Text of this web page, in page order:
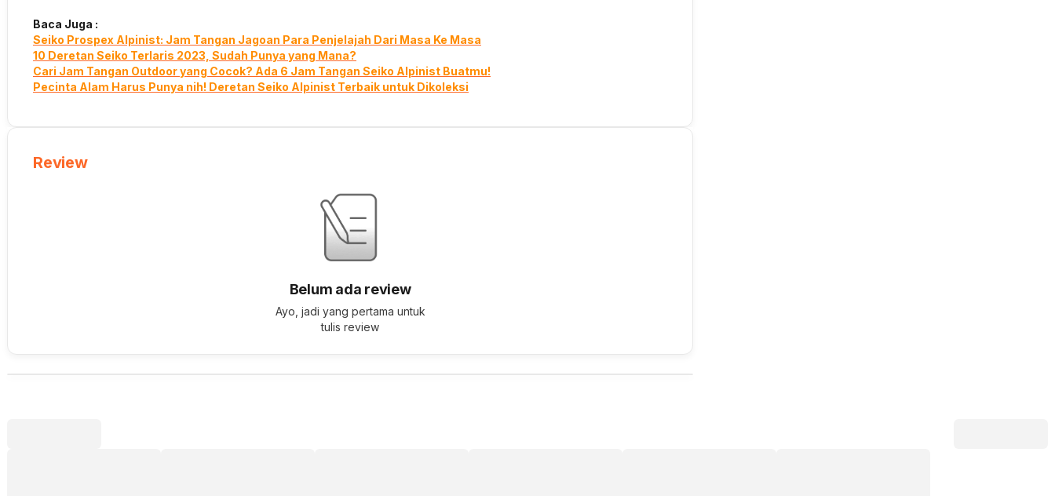
Baca Juga :
Seiko Prospex Alpinist: Jam Tangan Jagoan Para Penjelajah Dari Masa Ke Masa
10 Deretan Seiko Terlaris 2023, Sudah Punya yang Mana?
Cari Jam Tangan Outdoor yang Cocok? Ada 6 Jam Tangan Seiko Alpinist Buatmu!
Pecinta Alam Harus Punya nih! Deretan Seiko Alpinist Terbaik untuk Dikoleksi
Review
Belum ada review
Ayo, jadi yang pertama untuk
tulis review